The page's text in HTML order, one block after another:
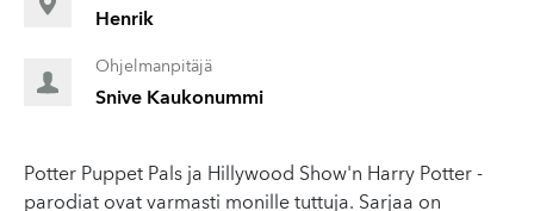
Henrik
Ohjelmanpitäjä
Snive Kaukonummi
Potter Puppet Pals ja Hillywood Show'n Harry Potter -
parodiat ovat varmasti monille tuttuja. Sarjaa on